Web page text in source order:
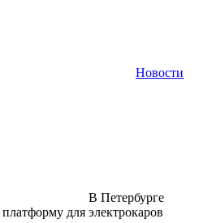
Новости
В Петербурге
для электрокаров